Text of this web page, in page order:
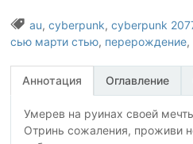
au, cyberpunk, cyberpunk
сью марти стью, перерождение,
Аннотация Оглавление
Умерев на руинах своей
Отринь сожаления, проживи